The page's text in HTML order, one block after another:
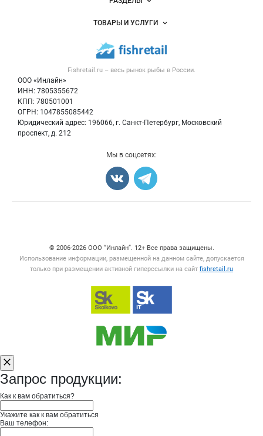
Fishretail.ru – весь рынок рыбы в России.
ООО «Инлайн»
ИНН: 7805355672
КПП: 780501001
ОГРН: 1047855085442
Юридический адрес: 196066, г. Санкт-Петербург, Московский
проспект, д. 212
Размещение рекламы
Публичная оферта
Контактная информация
Политика обработки персональных данных
Объявления
Новости рынка
Блог
ТОВАРЫ И УСЛУГИ
Рыба
Икра
Мы в соцсетях:
© 2006‑2026 ООО “Инлайн”. 12+ Все права защищены.
Использование информации, размещенной на данном сайте, допускается
только при размещении активной гиперссылки на сайт fishretail.ru
Запрос продукции:
Как к вам обратиться?
Укажите как к вам обратиться
Ваш телефон: